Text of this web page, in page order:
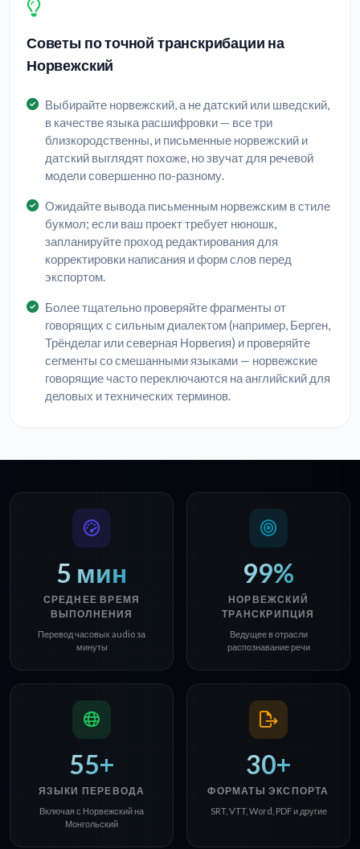
Советы по точной транскрибации на
Норвежский
Выбирайте норвежский, а не датский или шведский,
в качестве языка расшифровки — все три
близкородственны, и письменные норвежский и
датский выглядят похоже, но звучат для речевой
модели совершенно по-разному.
Ожидайте вывода письменным норвежским в стиле
букмол; если ваш проект требует нюношк,
запланируйте проход редактирования для
корректировки написания и форм слов перед
экспортом.
Более тщательно проверяйте фрагменты от
говорящих с сильным диалектом (например, Берген,
Трёнделаг или северная Норвегия) и проверяйте
сегменты со смешанными языками — норвежские
говорящие часто переключаются на английский для
деловых и технических терминов.
5 мин
СРЕДНЕЕ ВРЕМЯ
ВЫПОЛНЕНИЯ
Перевод часовых audio за
минуты
99%
НОРВЕЖСКИЙ
ТРАНСКРИПЦИЯ
Ведущее в отрасли
распознавание речи
55+
ЯЗЫКИ ПЕРЕВОДА
Включая с Норвежский на
Монгольский
30+
ФОРМАТЫ ЭКСПОРТА
SRT, VTT, Word, PDF и другие